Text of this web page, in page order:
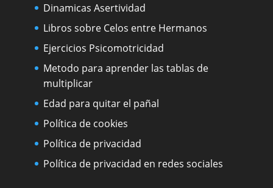
Dinamicas Asertividad
Libros sobre Celos entre Hermanos
Ejercicios Psicomotricidad
Metodo para aprender las tablas de
multiplicar
Edad para quitar el pañal
Política de cookies
Política de privacidad
Política de privacidad en redes sociales